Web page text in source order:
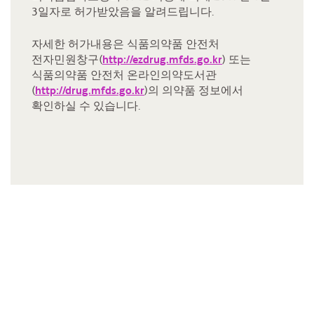
3일자로 허가받았음을 알려드립니다.
자세한 허가내용은 식품의약품 안전처
전자민원창구( http://ezdrug.mfds.go.kr) 또는
식품의약품 안전처 온라인의약도서관
( http://drug.mfds.go.kr)의 의약품 정보에서
확인하실 수 있습니다.